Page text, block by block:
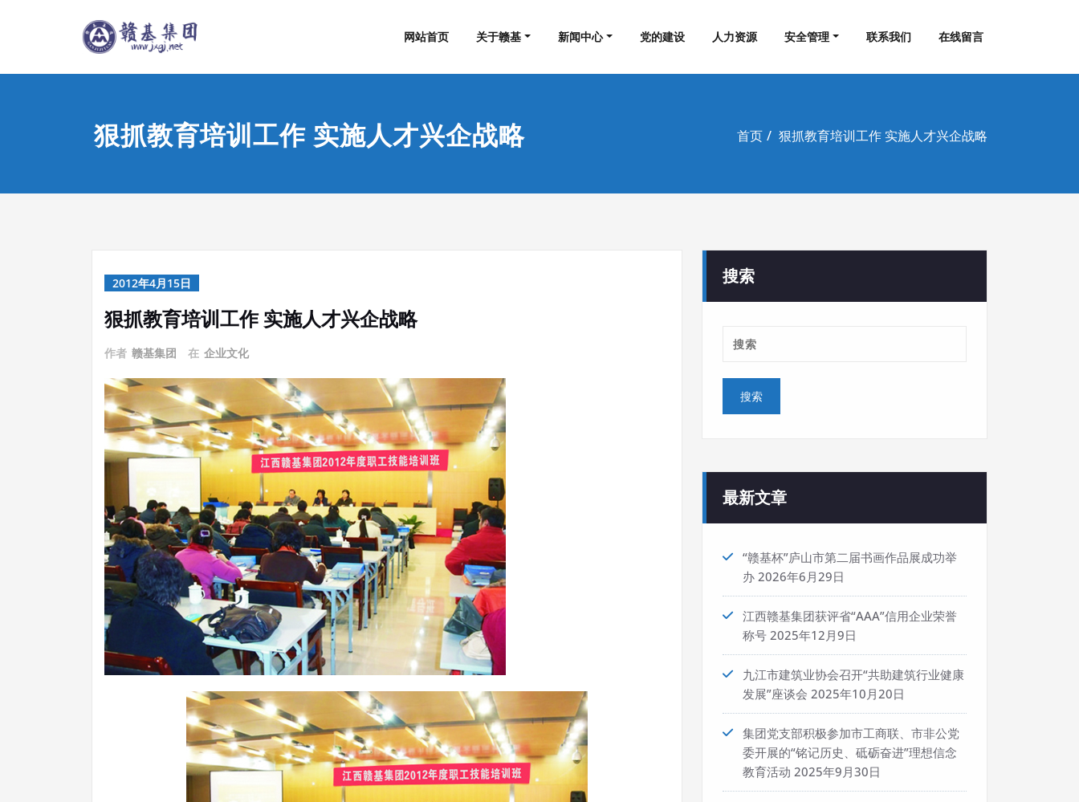
江西赣基集团工程有限公司
网站首页 关于赣基 新闻中心 党的建设 人力资源 安全管理 联系我们 在线留言
狠抓教育培训工作 实施人才兴企战略 首页 狠抓教育培训工作 实施人才兴企战略
2012年4月15日
狠抓教育培训工作 实施人才兴企战略
作者 赣基集团 在 企业文化
搜索
最新文章
“赣基杯”庐山市第二届书画作品展成功举
办 2026年6月29日
江西赣基集团获评省“AAA”信用企业荣誉
称号 2025年12月9日
九江市建筑业协会召开“共助建筑行业健康
发展”座谈会 2025年10月20日
集团党支部积极参加市工商联、市非公党
委开展的“铭记历史、砥砺奋进”理想信念
教育活动 2025年9月30日